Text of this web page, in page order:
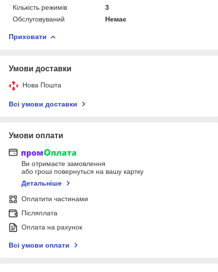
Кількість режимів
3
Обслуговуваний
Немає
Приховати
Умови доставки
Нова Пошта
Всі умови доставки
Умови оплати
Ви отримаєте замовлення
або гроші повернуться на вашу картку
Детальніше
Оплатити частинами
Післяплата
Оплата на рахунок
Всі умови оплати